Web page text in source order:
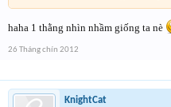
haha 1 thằng nhìn nhầm giống ta nè
26 Tháng chín 2012
KnightCat